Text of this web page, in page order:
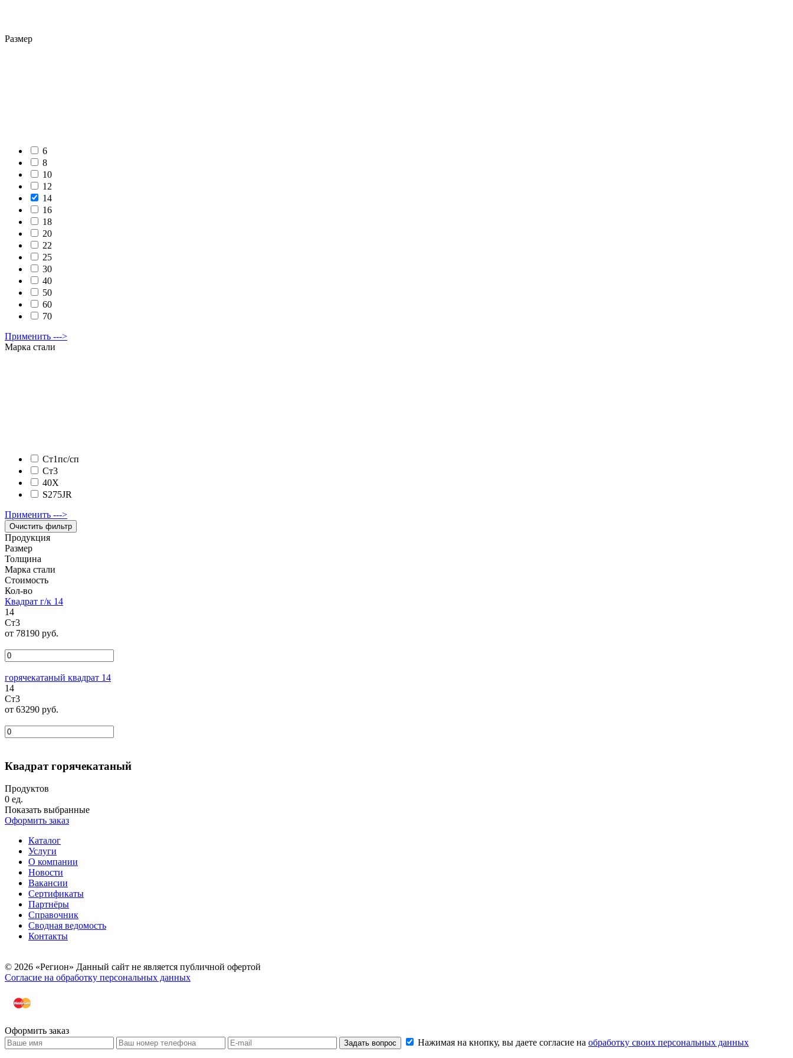
Размер
6
8
10
12
14
16
18
20
22
25
30
40
50
60
70
Применить --->
Марка стали
Ст1пс/сп
Ст3
40Х
S275JR
Применить --->
Продукция
Размер
Толщина
Марка стали
Стоимость
Кол-во
Квадрат г/к 14
14
Ст3
от 78190 руб.
горячекатаный квадрат 14
14
Ст3
от 63290 руб.
Квадрат горячекатаный
Продуктов
0 ед.
Показать выбранные
Оформить заказ
Каталог
Услуги
О компании
Новости
Вакансии
Сертификаты
Партнёры
Справочник
Сводная ведомость
Контакты
© 2026 «Регион» Данный сайт не является публичной офертой
Согласие на обработку персональных данных
Оформить заказ
Задать вопрос Нажимая на кнопку, вы даете согласие на обработку своих персональных данных